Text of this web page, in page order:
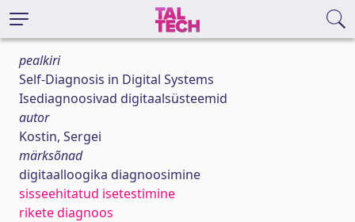
pealkiri
Self-Diagnosis in Digital Systems
Isediagnoosivad digitaalsüsteemid
autor
Kostin, Sergei
märksõnad
digitaalloogika diagnoosimine
sisseehitatud isetestimine
rikete diagnoos